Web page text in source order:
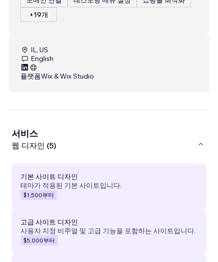
+19개
IL, US
English
플랫폼Wix & Wix Studio
서비스
웹 디자인 (5)
기본 사이트 디자인
테마가 적용된 기본 사이트입니다.
$1,500부터
고급 사이트 디자인
사용자 지정 비주얼 및 고급 기능을 포함하는 사이트입니다.
$5,000부터